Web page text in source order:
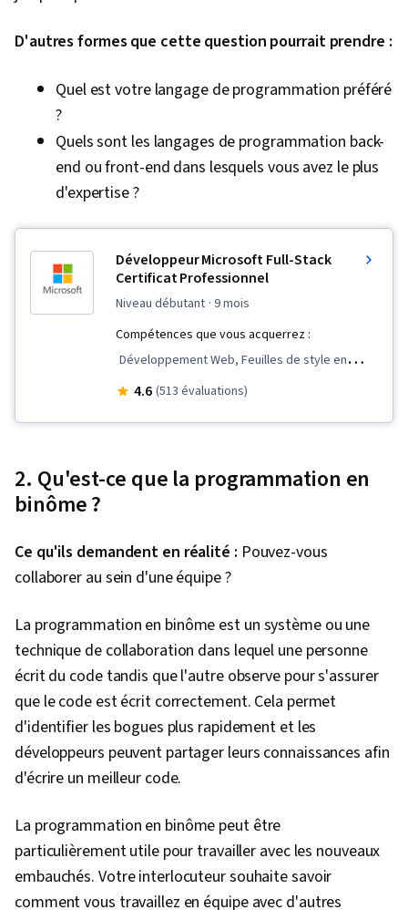
informatique, Principes de programmation,
Webpack, Développement mobile, Flux de
Environnement de développement,
Programmation événementielle,
Programmation orientée objet (POO), Node.JS,
Compatibilité des navigateurs, Conception et
développement de sites web, Performance de
l'interface utilisateur, Analyse Web et SEO,
Gestion des fichiers, Interface de ligne de
logiciel, GitHub, Développement de logiciels,
Outils de développement de logiciels, Logiciel
D'autres formes que cette question pourrait prendre :
Quel est votre langage de programmation préféré
?
Quels sont les langages de programmation back-
end ou front-end dans lesquels vous avez le plus
d'expertise ?
Développeur Microsoft Full-Stack
Certificat Professionnel
niveau débutant · 9 mois
Compétences que vous acquerrez :
Développement Web, Feuilles de style en
cascade (CSS), CI/CD, Azure DevOps, Git
Théorie des graphes, Conception orientée
programmation), Contrôle des versions,
Structures de données, Algorithmes,
Développement web back-end, Évolutivité,
Informatique théorique, Optimisation des
performances, Interface de programmation
d'applications (API), Données en temps réel,
Débogage, Environnement de développement,
Cadres Web, Outils de développement
du programme, Côté serveur, Applications
Web, Intégration des systèmes, Intégrations AI,
Réutilisation du code, Principes de
programmation, Logique informatique,
4.6 (513 évaluations)
2. Qu'est-ce que la programmation en
binôme ?
Ce qu'ils demandent en réalité : Pouvez-vous
collaborer au sein d'une équipe ?
La programmation en binôme est un système ou une
technique de collaboration dans lequel une personne
écrit du code tandis que l'autre observe pour s'assurer
que le code est écrit correctement. Cela permet
d'identifier les bogues plus rapidement et les
développeurs peuvent partager leurs connaissances afin
d'écrire un meilleur code.
La programmation en binôme peut être
particulièrement utile pour travailler avec les nouveaux
embauchés. Votre interlocuteur souhaite savoir
comment vous travaillez en équipe avec d'autres